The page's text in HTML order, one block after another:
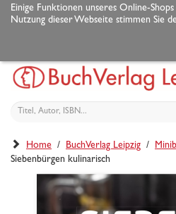
Einige Funktionen unseres Online-
Nutzung dieser Webseite stimmen Sie
Home / BuchVerlag Leipzig /
Siebenbürgen kulinarisch